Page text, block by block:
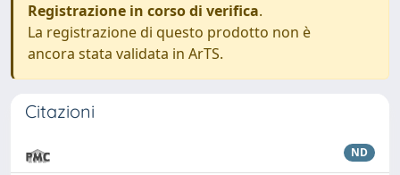
Registrazione in corso di verifica.
La registrazione di questo prodotto non è
ancora stata validata in ArTS.
Citazioni
ND